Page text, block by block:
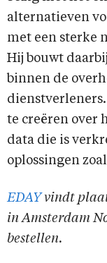
alternatieven
met een sterke
Hij bouwt
binnen de
te creëren over
data die is
oplossingen
EDAYvindt
in Amsterdam
bestellen.